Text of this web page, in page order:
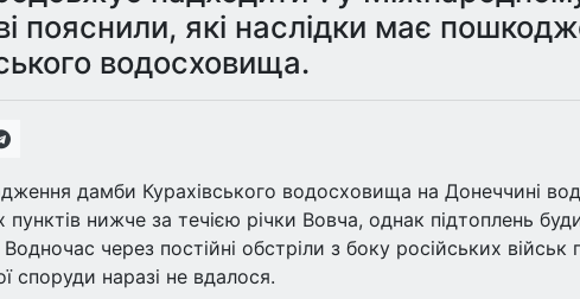
пояснили, які наслідки має
водосховища.
дамби Курахівського водосховища на Донеччині
пунктів нижче за течією річки Вовча, однак підтоплень
через постійні обстріли з боку російських військ
споруди наразі не вдалося.